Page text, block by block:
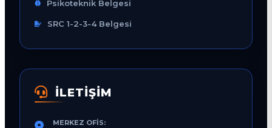
Psikoteknik Belgesi
SRC 1-2-3-4 Belgesi
İLETİŞİM
MERKEZ OFIS: